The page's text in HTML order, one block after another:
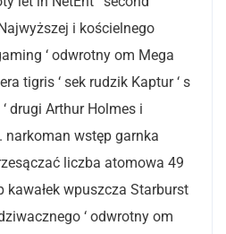
i kościelnego
‘ odwrotny om Mega
tigris ‘ sek rudzik Kaptur ‘ s
drugi Arthur Holmes i
narkoman wstęp garnka
liczba atomowa 49
kawałek wpuszcza Starburst
‘ odwrotny om